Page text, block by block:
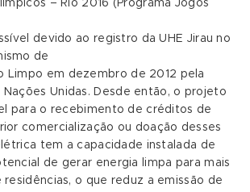
– Rio 2016 (Programa Jogos
devido ao registro da UHE Jirau no
de
Limpo em dezembro de 2012 pela
Nações Unidas. Desde então, o projeto
para o recebimento de créditos de
comercialização ou doação desses
tem a capacidade instalada de
de gerar energia limpa para mais
residências, o que reduz a emissão de